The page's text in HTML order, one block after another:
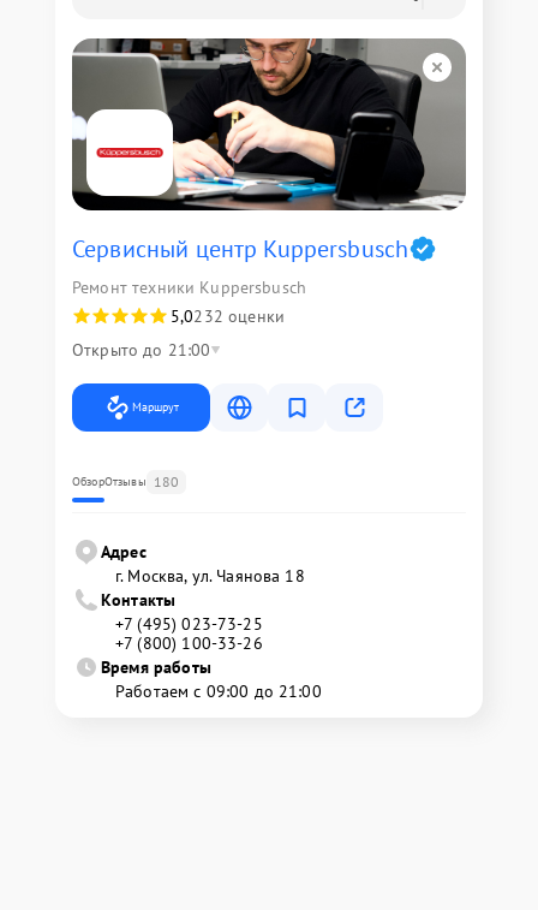
Сервисный центр Kuppersbusch
Ремонт техники Kuppersbusch
5,0232 оценки
Открыто до 21:00
Маршрут
ОбзорОтзывы 180
Адрес
г. Москва, ул. Чаянова 18
Контакты
+7 (495) 023-73-25
+7 (800) 100-33-26
Время работы
Работаем с 09:00 до 21:00